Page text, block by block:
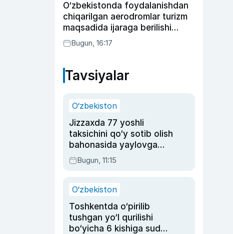
O‘zbekistonda foydalanishdan
chiqarilgan aerodromlar turizm
maqsadida ijaraga berilishi
mumkin
Bugun, 16:17
Tavsiyalar
O‘zbekiston
Jizzaxda 77 yoshli
taksichini qo‘y sotib olish
bahonasida yaylovga
olib borib o‘ldirgan yigit
20 yilga qamaldi
Bugun, 11:15
O‘zbekiston
Toshkentda o‘pirilib
tushgan yo‘l qurilishi
bo‘yicha 6 kishiga sud